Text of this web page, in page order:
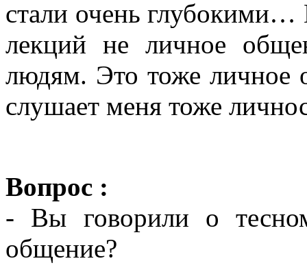
стали очень
лекций не личное
людям. Это тоже личное
слушает меня тоже
Вопрос :
- Вы говорили о
общение?